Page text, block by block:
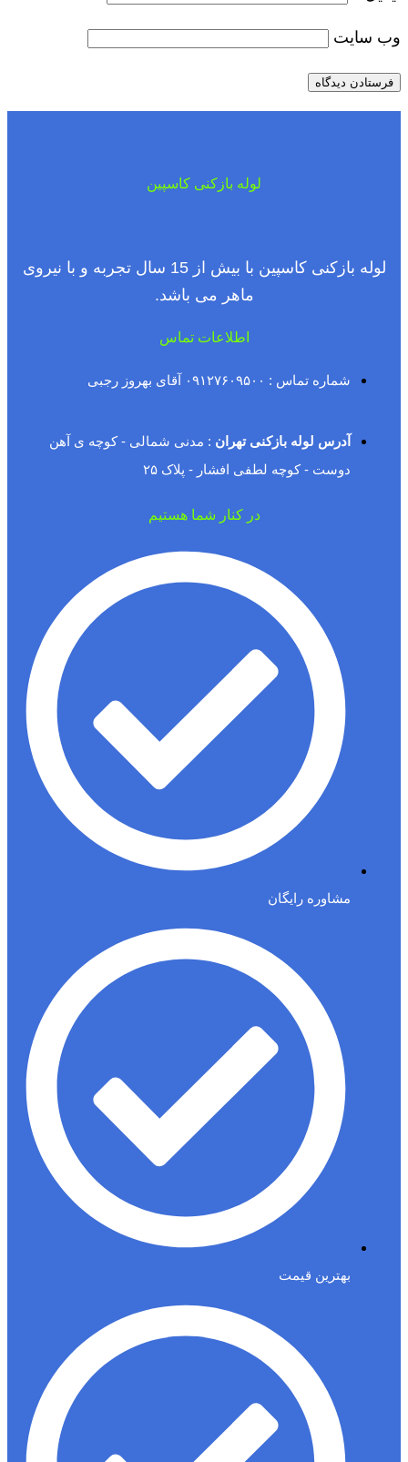
وب‌ سایت
لوله بازکنی کاسپین
لوله بازکنی کاسپین با بیش از 15 سال تجربه و با نیروی
ماهر می باشد.
اطلاعات تماس
شماره تماس : ۰۹۱۲۷۶۰۹۵۰۰ آقای بهروز رجبی
آدرس لوله بازکنی تهران : مدنی شمالی - کوچه ی آهن
دوست - کوچه لطفی افشار - پلاک ۲۵
در کنار شما هستیم
مشاوره رایگان
بهترین قیمت